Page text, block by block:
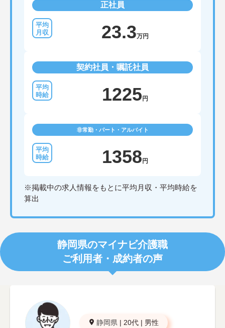
正社員
23.3万円
契約社員・嘱託社員
1225 円
非常勤・パート・アルバイト
1358 円
※掲載中の求人情報をもとに平均月収・平均時給を
算出
静岡県のマイナビ介護職
ご利用者・成約者の声
静岡県 | 20代 | 男性